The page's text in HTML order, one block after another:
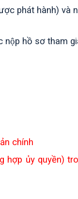
phát hành) và
hồ sơ tham
chính
ủy quyền)